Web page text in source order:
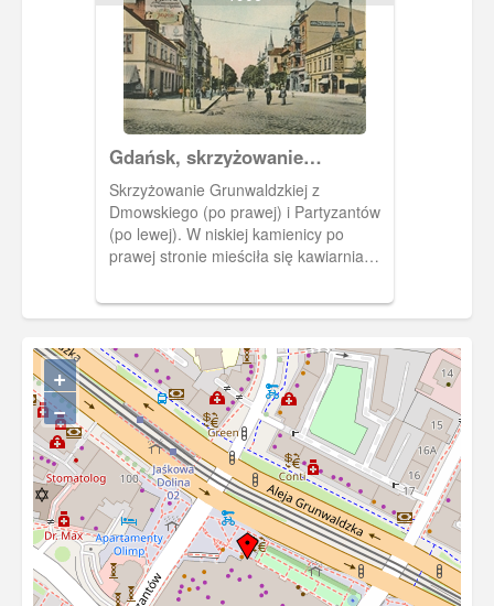
Gdańsk, skrzyżowanie
Dmowskiego i Partyzantów z
Grunwaldzką.
Skrzyżowanie Grunwaldzkiej z
Dmowskiego (po prawej) i Partyzantów
(po lewej). W niskiej kamienicy po
prawej stronie mieściła się kawiarnia
w 1897 r. Ok. 1906 r.
+
−